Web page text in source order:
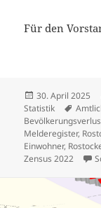
Für den
Veröffentlicht
am
30. April 2025
Statistik
Melderegister,
Einwohner,
Zensus 2022